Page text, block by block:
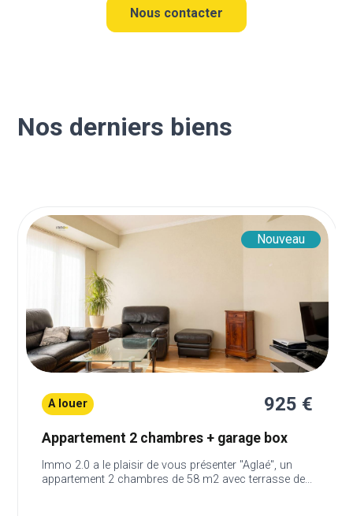
Nous contacter
Nos derniers biens
Nouveau
A louer 925 €
Appartement 2 chambres + garage box
Immo 2.0 a le plaisir de vous présenter "Aglaé", un
appartement 2 chambres de 58 m2 avec terrasse de...